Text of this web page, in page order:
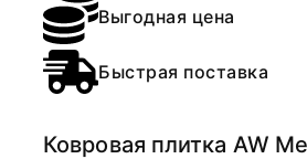
Выгодная цена
Быстрая поставка
Ковровая плитка AW